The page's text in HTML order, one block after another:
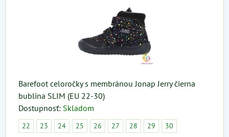
Barefoot celoročky s membránou Jonap Jerry čierna
bublina SLIM (EU 22-30)
Dostupnosť: Skladom
22 23 24 25 26 27 28 29 30